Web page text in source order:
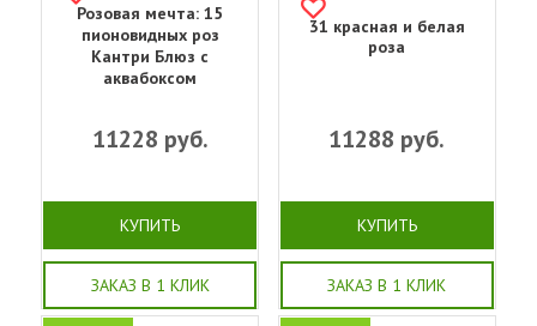
Розовая мечта: 15
пионовидных роз
Кантри Блюз с
аквабоксом
11228 руб.
КУПИТЬ
ЗАКАЗ В 1 КЛИК
31 красная и белая
роза
11288 руб.
КУПИТЬ
ЗАКАЗ В 1 КЛИК